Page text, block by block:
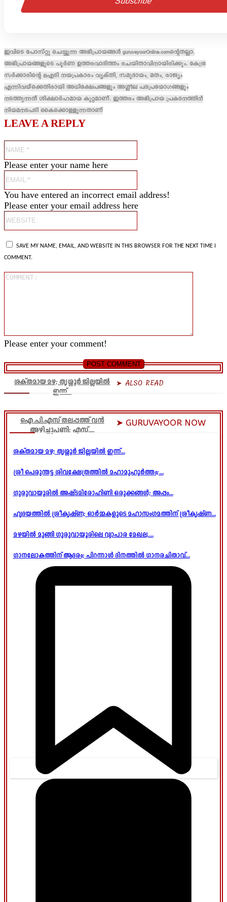
ഇവിടെ പോസ്റ്റു ചെയ്യുന്ന അഭിപ്രായങ്ങൾ guruvayoorOnline.comന്റെതല്ലാ.
അഭിപ്രായങ്ങളുടെ പൂർണ ഉത്തരവാദിത്തം രചയിതാവിനായിരിക്കും. കേന്ദ്ര
സർക്കാരിന്റെ ഐടി നയപ്രകാരം വ്യക്തി, സമുദായം, മതം, രാജ്യം
എന്നിവയ്ക്കെതിരായി അധിക്ഷേപങ്ങളും അശ്ലീല പദപ്രയോഗങ്ങളും
നടത്തുന്നത് ശിക്ഷാർഹമായ കുറ്റമാണ്. ഇത്തരം അഭിപ്രായ പ്രകടനത്തിന്
നിയമനടപടി കൈക്കൊള്ളുന്നതാണ്
LEAVE A REPLY
Please enter your comment!
Please enter your name here
You have entered an incorrect email address!
Please enter your email address here
SAVE MY NAME, EMAIL, AND WEBSITE IN THIS BROWSER FOR THE NEXT TIME I
COMMENT.
ശക്തമായ മഴ; തൃശ്ശൂർ ജില്ലയിൽ
ഇന്ന്...
ഐ.പി.എസ് തലപ്പത്ത് വൻ
അഴിച്ചുപണി; എസ്....
➤ ALSO READ
ശക്തമായ മഴ; തൃശ്ശൂർ ജില്ലയിൽ ഇന്ന്...
ശ്രീ പെരുന്തട്ട ശിവക്ഷേത്രത്തിൽ മഹാമുഹൂർത്തം;...
ഗുരുവായൂരിൽ അഷ്ടമിരോഹിണി ഒരുക്കങ്ങൾ; അപ്പം...
ഹൃദയത്തിൽ ശ്രീകൃഷ്ണ; ഓർമ്മകളുടെ മഹാസംഗമത്തിന് ശ്രീകൃഷ്ണ...
മഴയിൽ മുങ്ങി ഗുരുവായൂരിലെ വ്യാപാര മേഖല,...
ഗാനലോകത്തിന് ആദരം; പിറന്നാൾ ദിനത്തിൽ ഗാനരചിതാവ്...
➤ GURUVAYOOR NOW